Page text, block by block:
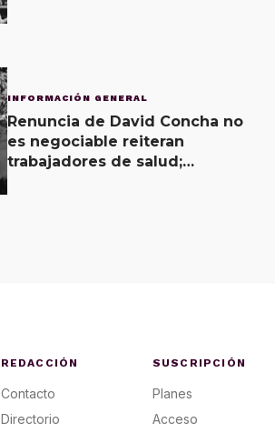
INFORMACIÓN GENERAL
Renuncia de David Concha no
es negociable reiteran
trabajadores de salud;
REDACCIÓN
Contacto
Directorio
SUSCRIPCIÓN
Planes
Acceso